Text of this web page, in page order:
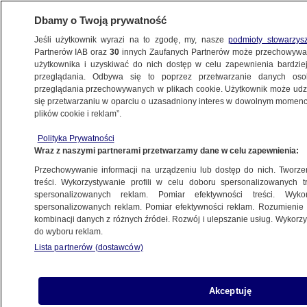
POLSKA
"Napisy cyrylicą"
7.09.2024, 14:09
Udostępnij
Dbamy o Twoją prywatność
Jeśli użytkownik wyrazi na to zgodę, my, naszepodmioty
Partnerów IAB oraz30 innych Zaufanych Partnerów może
użytkownika i uzyskiwać do nich dostęp w celu zapewnienia
przeglądania. Odbywa się to poprzez przetwarzanie danych
przeglądania przechowywanych w plikach cookie. Użytkownik może
się przetwarzaniu w oparciu o uzasadniony interes w dowolnym
plików cookie i reklam”.
Polityka Prywatności
Wraz z naszymi partnerami przetwarzamy dane w celu zapewnienia:
Przechowywanie informacji na urządzeniu lub dostęp do nich.
treści. Wykorzystywanie profili w celu doboru spersonalizowanych
spersonalizowanych reklam. Pomiar efektywności treści.
spersonalizowanych reklam. Pomiar efektywności reklam.
kombinacji danych z różnych źródeł. Rozwój i ulepszanie usług.
do wyboru reklam.
Lista partnerów (dostawców)
Akceptuję